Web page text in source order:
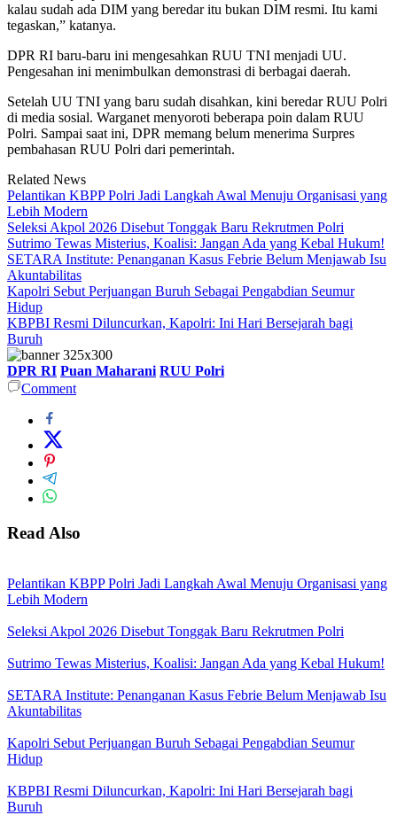
kalau sudah ada DIM yang beredar itu bukan DIM resmi. Itu kami
tegaskan,” katanya.
DPR RI baru-baru ini mengesahkan RUU TNI menjadi UU.
Pengesahan ini menimbulkan demonstrasi di berbagai daerah.
Setelah UU TNI yang baru sudah disahkan, kini beredar RUU Polri
di media sosial. Warganet menyoroti beberapa poin dalam RUU
Polri. Sampai saat ini, DPR memang belum menerima Surpres
pembahasan RUU Polri dari pemerintah.
Related News
Pelantikan KBPP Polri Jadi Langkah Awal Menuju Organisasi yang
Lebih Modern
Seleksi Akpol 2026 Disebut Tonggak Baru Rekrutmen Polri
Sutrimo Tewas Misterius, Koalisi: Jangan Ada yang Kebal Hukum!
SETARA Institute: Penanganan Kasus Febrie Belum Menjawab Isu
Akuntabilitas
Kapolri Sebut Perjuangan Buruh Sebagai Pengabdian Seumur
Hidup
KBPBI Resmi Diluncurkan, Kapolri: Ini Hari Bersejarah bagi
Buruh
DPR RI Puan Maharani RUU Polri
Comment
Read Also
Pelantikan KBPP Polri Jadi Langkah Awal Menuju Organisasi yang
Lebih Modern
Seleksi Akpol 2026 Disebut Tonggak Baru Rekrutmen Polri
Sutrimo Tewas Misterius, Koalisi: Jangan Ada yang Kebal Hukum!
SETARA Institute: Penanganan Kasus Febrie Belum Menjawab Isu
Akuntabilitas
Kapolri Sebut Perjuangan Buruh Sebagai Pengabdian Seumur
Hidup
KBPBI Resmi Diluncurkan, Kapolri: Ini Hari Bersejarah bagi
Buruh